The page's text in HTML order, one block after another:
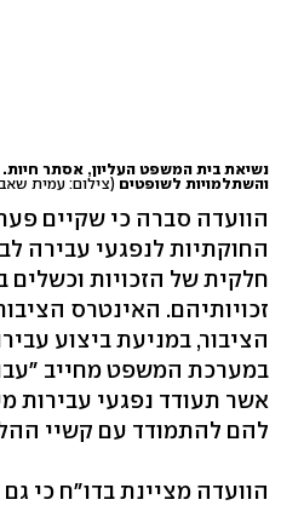
נשיאת בית המשפט העליון, אסתר
והשתלמויות לשופטים (צילום: עמית
הוועדה סברה כי שקיים
החוקתיות לנפגעי עבירה
חלקית של הזכויות וכשלים
זכויותיהם. האינטרס
הציבור, במניעת ביצוע
במערכת המשפט מחייב
אשר תעודד נפגעי עבירות
להם להתמודד עם קשיי